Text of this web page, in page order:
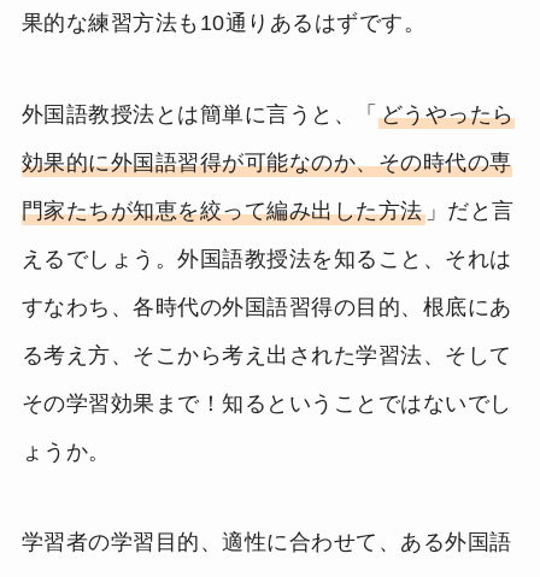
果的な練習方法も10通りあるはずです。
外国語教授法とは簡単に言うと、「 どうやったら
効果的に外国語習得が可能なのか、その時代の専
門家たちが知恵を絞って編み出した方法」だと言
えるでしょう。外国語教授法を知ること、それは
すなわち、各時代の外国語習得の目的、根底にあ
る考え方、そこから考え出された学習法、そして
その学習効果まで！知るということではないでし
ょうか。
学習者の学習目的、適性に合わせて、ある外国語